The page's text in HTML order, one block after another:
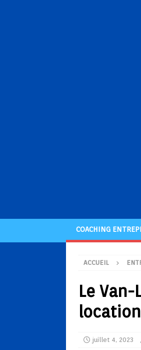
COACHING
ACCUEIL
Le
juillet 4, 2023